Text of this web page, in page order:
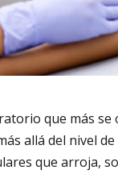
que más
allá del nivel de
que arroja,